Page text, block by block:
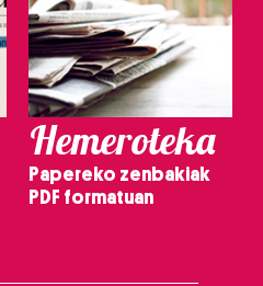
Hemeroteka
Papereko zenbakiak
PDF formatuan